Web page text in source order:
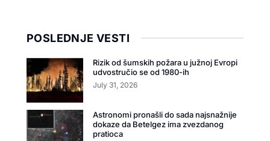
POSLEDNJE VESTI
Rizik od šumskih požara u južnoj Evropi
udvostručio se od 1980-ih
July 31, 2026
Astronomi pronašli do sada najsnažnije
dokaze da Betelgez ima zvezdanog
pratioca